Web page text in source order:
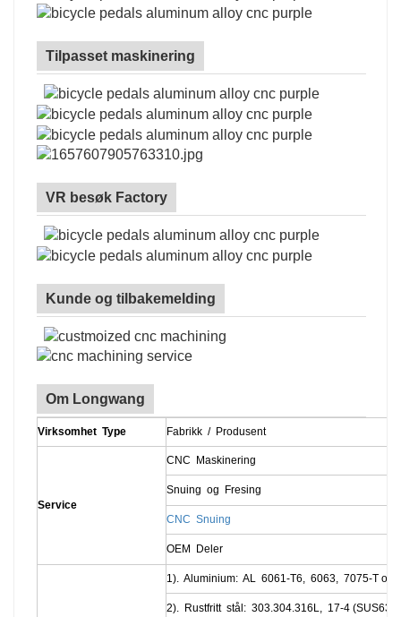
Tilpasset maskinering
VR besøk Factory
Kunde og tilbakemelding
Om Longwang
Virksomhet Type Fabrikk / Produsent
Service
CNC Maskinering
Snuing og Fresing
CNC Snuing
OEM Deler
1). Aluminium: AL 6061-T6, 6063, 7075-T osv
2). Rustfritt stål: 303.304.316L, 17-4